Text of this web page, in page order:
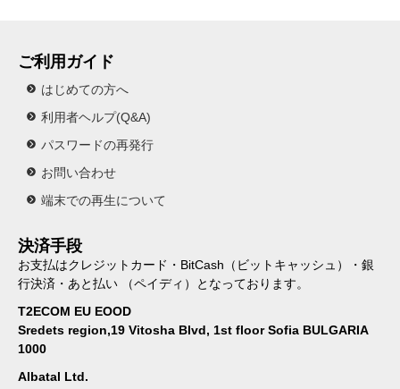
ご利用ガイド
はじめての方へ
利用者ヘルプ(Q&A)
パスワードの再発行
お問い合わせ
端末での再生について
決済手段
お支払はクレジットカード・BitCash（ビットキャッシュ）・銀
行決済・あと払い （ペイディ）となっております。
T2ECOM EU EOOD
Sredets region,19 Vitosha Blvd, 1st floor Sofia BULGARIA
1000
Albatal Ltd.